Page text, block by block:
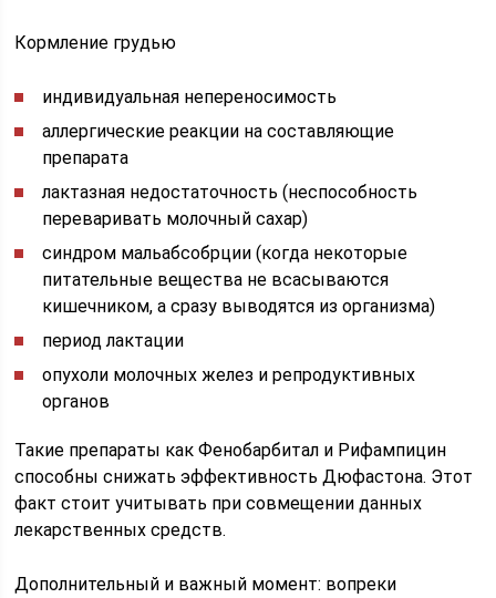
Кормление грудью
индивидуальная непереносимость
аллергические реакции на составляющие
препарата
лактазная недостаточность (неспособность
переваривать молочный сахар)
синдром мальабсобрции (когда некоторые
питательные вещества не всасываются
кишечником, а сразу выводятся из организма)
период лактации
опухоли молочных желез и репродуктивных
органов
Такие препараты как Фенобарбитал и Рифампицин
способны снижать эффективность Дюфастона. Этот
факт стоит учитывать при совмещении данных
лекарственных средств.
Дополнительный и важный момент: вопреки